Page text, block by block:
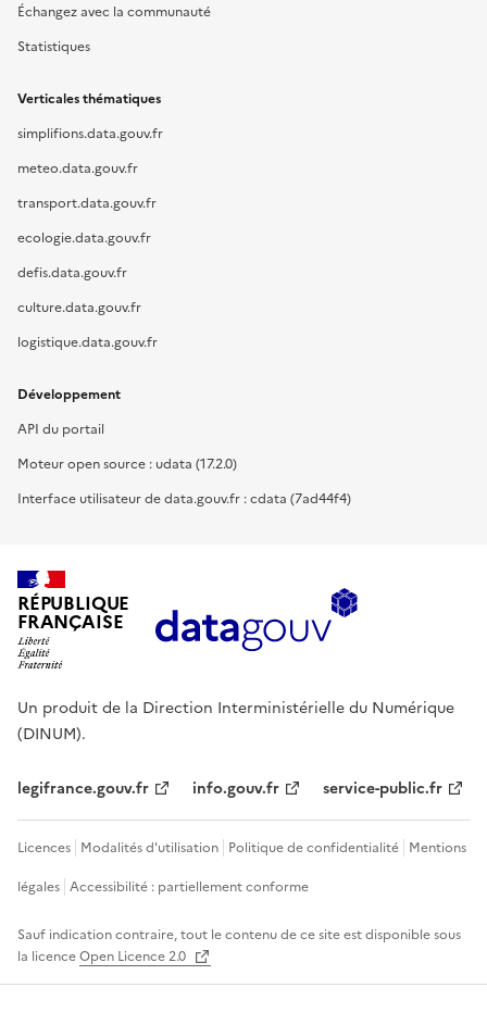
Échangez avec la communauté
Statistiques
Verticales thématiques
simplifions.data.gouv.fr
meteo.data.gouv.fr
transport.data.gouv.fr
ecologie.data.gouv.fr
defis.data.gouv.fr
culture.data.gouv.fr
logistique.data.gouv.fr
Développement
API du portail
Moteur open source : udata (17.2.0)
Interface utilisateur de data.gouv.fr : cdata (7ad44f4)
RÉPUBLIQUE
FRANÇAISE
Un produit de la Direction Interministérielle du Numérique
(DINUM).
legifrance.gouv.fr info.gouv.fr service-public.fr
Licences Modalités d'utilisation Politique de confidentialité Mentions
légales Accessibilité : partiellement conforme
Sauf indication contraire, tout le contenu de ce site est disponible sous
la licenceOpen Licence 2.0